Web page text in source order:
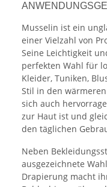
Musselin ist ein
einer Vielzahl von
Seine Leichtigkeit
perfekten Wahl für
Kleider, Tuniken,
Stil in den
sich auch
zur Haut ist und
den täglichen
Neben
ausgezeichnete
Drapierung macht